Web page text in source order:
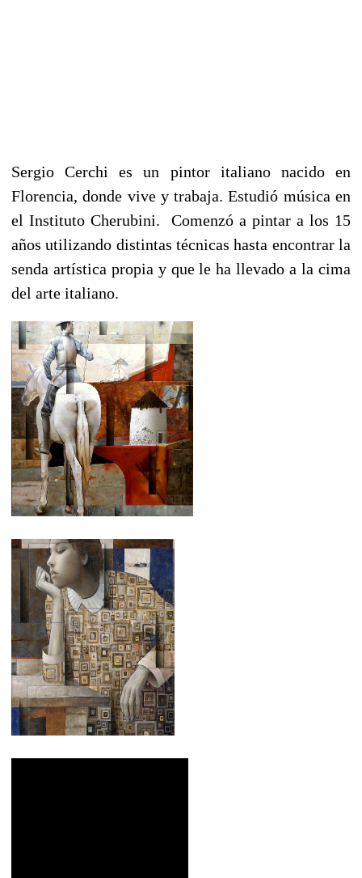
Sergio Cerchi es un pintor italiano nacido en
Florencia, donde vive y trabaja. Estudió música en
el Instituto Cherubini. Comenzó a pintar a los 15
años utilizando distintas técnicas hasta encontrar la
senda artística propia y que le ha llevado a la cima
del arte italiano.